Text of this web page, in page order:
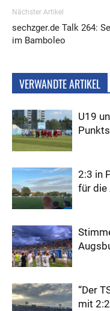
Nächster Artikel
sechzger.de Talk 264:
im Bamboleo
VERWANDTE ARTIKEL
U19
2:3 in
für die
“Der
mit